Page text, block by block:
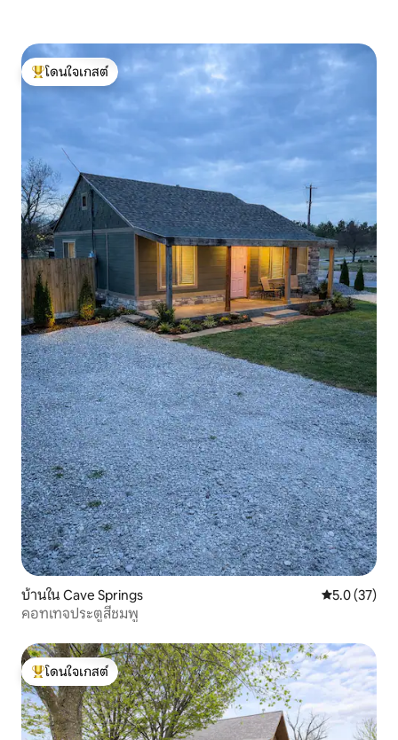
โดนใจเกสต์ที่สุด
โดนใจเกสต์
บ้านใน Cave Springs คะแนนเฉลี่ย
5.0 (37)
คอทเทจประตูสีชมพู
โดนใจเกสต์ที่สุด
โดนใจเกสต์